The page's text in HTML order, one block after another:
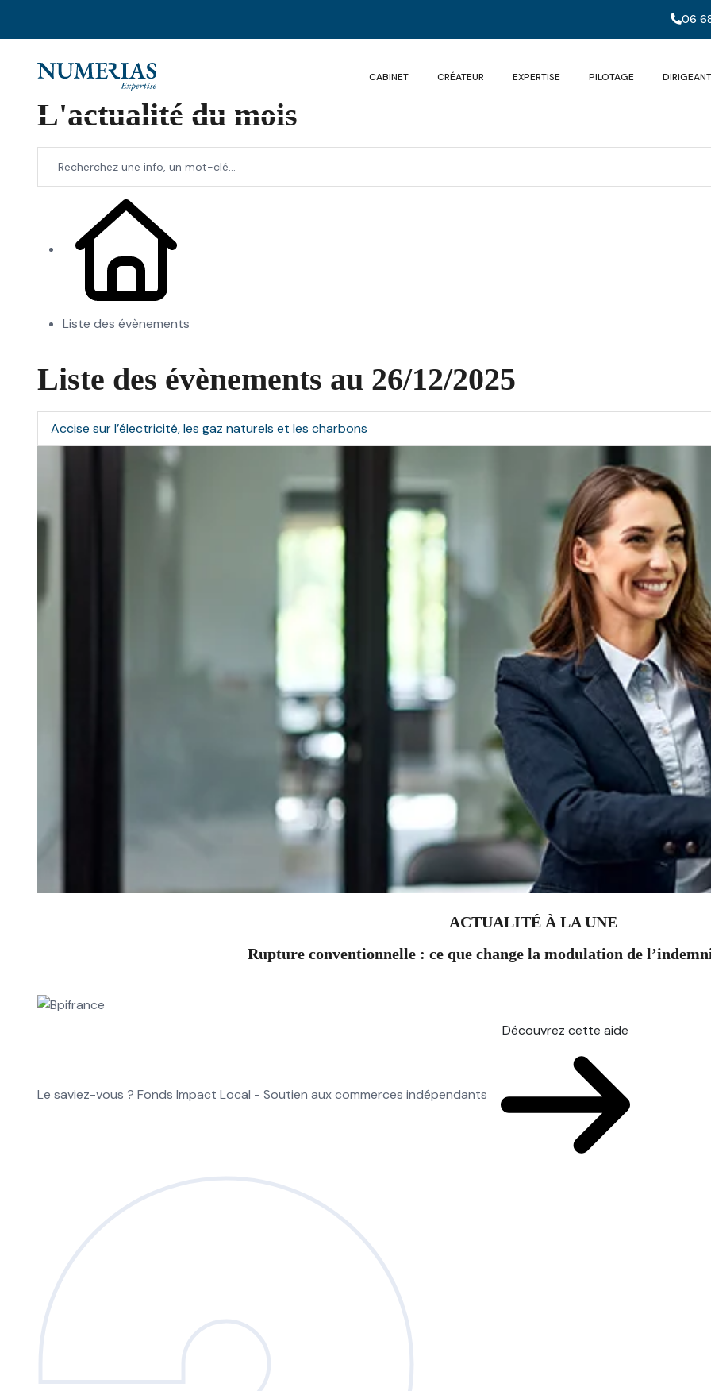
06
CABINET CRÉATEUR EXPERTISE PILOTAGE DIRIGEANT
L'actualité du mois
Liste des évènements
Liste des évènements au 26/12/2025
Accise sur l’électricité, les gaz naturels et les charbons
ACTUALITÉ À LA UNE
Rupture conventionnelle : ce que change la modulation de
Le saviez-vous ? Fonds Impact Local - Soutien aux commerces indépendants
Découvrez cette aide